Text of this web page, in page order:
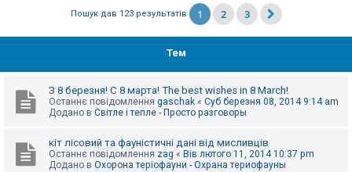
я
е
и
з
Пошук дав 123 результатів 1 2 3
Тем
З 8 березня! С 8 марта! The best wishes in 8 March!
Останнє повідомлення gaschak « Суб березня 08, 2014 9:14 am
Додано в Світле і тепле - Просто разговоры
кіт лісовий та фауністичні дані від мисливців
Останнє повідомлення zag « Вів лютого 11, 2014 10:37 pm
Додано в Охорона теріофауни - Охрана териофауны